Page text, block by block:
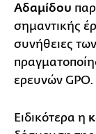
Αδαμίδου
σημαντικής
συνήθειες
ερευνών GPO.
Ειδικότερα η